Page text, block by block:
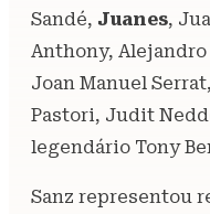
Sandé, Juanes,
Anthony,
Joan Manuel
Pastori, Judit
legendário Tony
Sanz representou